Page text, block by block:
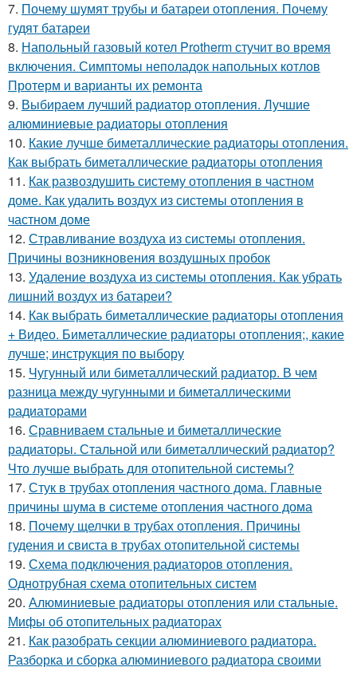
7. Почему шумят трубы и батареи отопления. Почему
гудят батареи
8. Напольный газовый котел Protherm стучит во время
включения. Симптомы неполадок напольных котлов
Протерм и варианты их ремонта
9. Выбираем лучший радиатор отопления. Лучшие
алюминиевые радиаторы отопления
10. Какие лучше биметаллические радиаторы отопления.
Как выбрать биметаллические радиаторы отопления
11. Как развоздушить систему отопления в частном
доме. Как удалить воздух из системы отопления в
частном доме
12. Стравливание воздуха из системы отопления.
Причины возникновения воздушных пробок
13. Удаление воздуха из системы отопления. Как убрать
лишний воздух из батареи?
14. Как выбрать биметаллические радиаторы отопления
+ Видео. Биметаллические радиаторы отопления;, какие
лучше; инструкция по выбору
15. Чугунный или биметаллический радиатор. В чем
разница между чугунными и биметаллическими
радиаторами
16. Сравниваем стальные и биметаллические
радиаторы. Стальной или биметаллический радиатор?
Что лучше выбрать для отопительной системы?
17. Стук в трубах отопления частного дома. Главные
причины шума в системе отопления частного дома
18. Почему щелчки в трубах отопления. Причины
гудения и свиста в трубах отопительной системы
19. Схема подключения радиаторов отопления.
Однотрубная схема отопительных систем
20. Алюминиевые радиаторы отопления или стальные.
Мифы об отопительных радиаторах
21. Как разобрать секции алюминиевого радиатора.
Разборка и сборка алюминиевого радиатора своими